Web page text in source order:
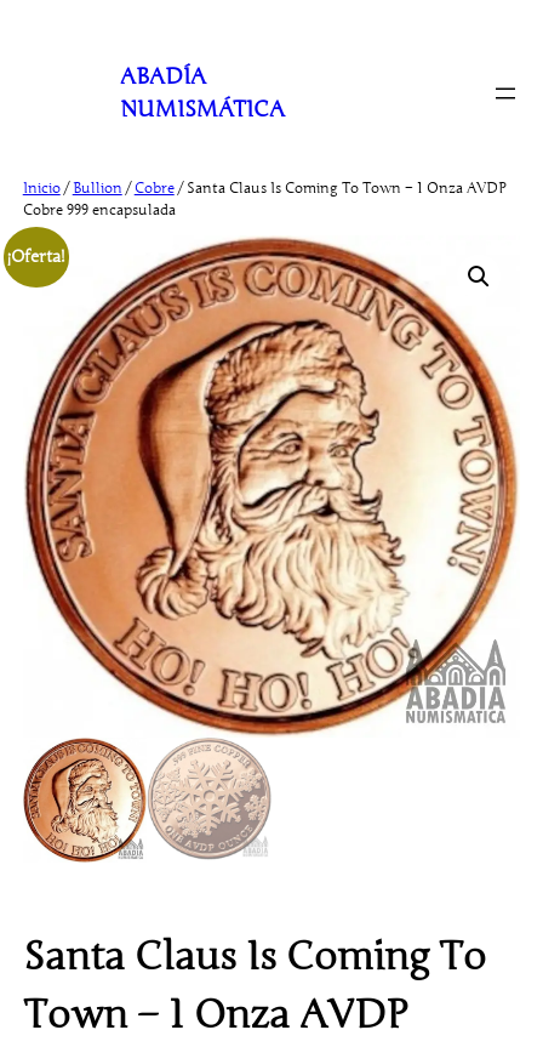
ABADÍA
NUMISMÁTICA
Inicio/Bullion /Cobre/ Santa Claus Is Coming To Town – 1 Onza AVDP
Cobre 999 encapsulada
¡Oferta!
Santa Claus Is Coming To
Town – 1 Onza AVDP